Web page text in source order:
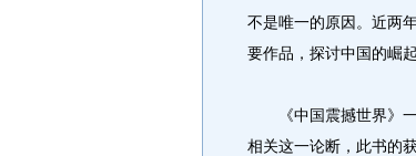
不是唯一的原因。近两
要作品，探讨中国的崛
《中国震撼世界》一
相关这一论断，此书的